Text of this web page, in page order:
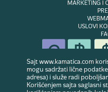
MARKETING I
USLOVI
© Copyright 2007-2026. Website
Sajt www.kamatica.com
mogu sadržati lične
adresa) i služe radi
Korišćenjem sajta saglasni